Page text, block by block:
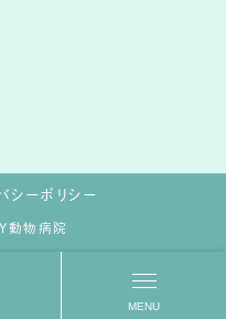
シーポリシー
物病院
MENU